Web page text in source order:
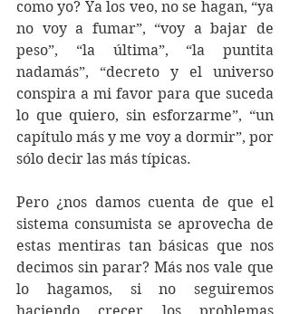
como yo? Ya los veo, no se hagan, “ya
no voy a fumar”, “voy a bajar de
peso”, “la última”, “la puntita
nadamás”, “decreto y el universo
conspira a mi favor para que suceda
lo que quiero, sin esforzarme”, “un
capítulo más y me voy a dormir”, por
sólo decir las más típicas.
Pero ¿nos damos cuenta de que el
sistema consumista se aprovecha de
estas mentiras tan básicas que nos
decimos sin parar? Más nos vale que
lo hagamos, si no seguiremos
haciendo crecer los problemas